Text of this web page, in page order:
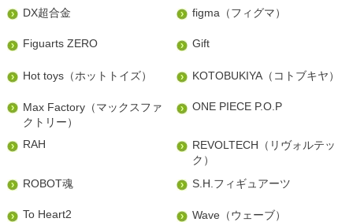
DX超合金 figma（フィグマ）
Figuarts ZERO Gift
Hot toys（ホットトイズ） KOTOBUKIYA（コトブキヤ）
Max Factory（マックスファ
クトリー）
ONE PIECE P.O.P
RAH
REVOLTECH（リヴォルテッ
ク）
ROBOT魂
S.H.フィギュアーツ
To Heart2 Wave（ウェーブ）